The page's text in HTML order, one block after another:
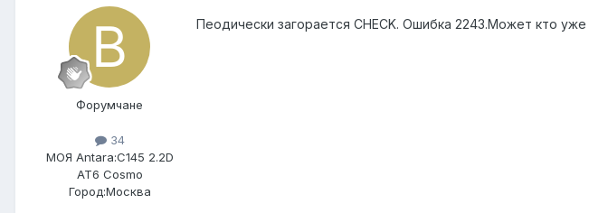
Форумчане
34
МОЯ Antara:C145 2.2D
AT6 Cosmo
Город:Москва
Пеодически загорается CHECK. Ошибка 2243.Может кто